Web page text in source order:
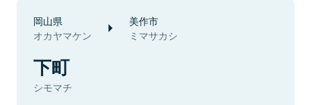
岡山県
オカヤマケン
美作市
ミマサカシ
下町
シモマチ